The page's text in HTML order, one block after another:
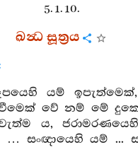
5. 1. 10.
ඛන්‍ධ සූත්‍රය
යම් ඉපැත්මෙක්,
වේ නම් මේ
ය,
… සංඥායෙහි යම් ...